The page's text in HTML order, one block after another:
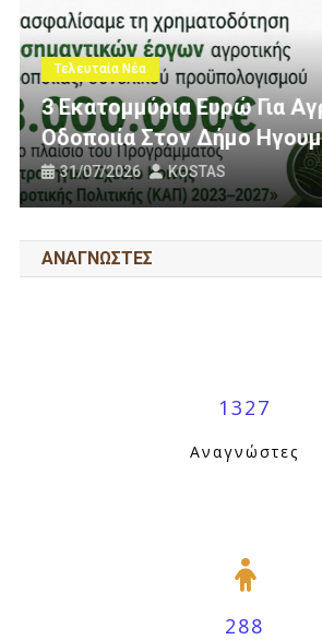
Τελευταία Νέα
Πολίτες
Ανεμογεννήτριες:
Πανό Μας;
25/07/2026 KOSTAS
ΑΝΑΓΝΩΣΤΕΣ
1327
Αναγνώστες
288